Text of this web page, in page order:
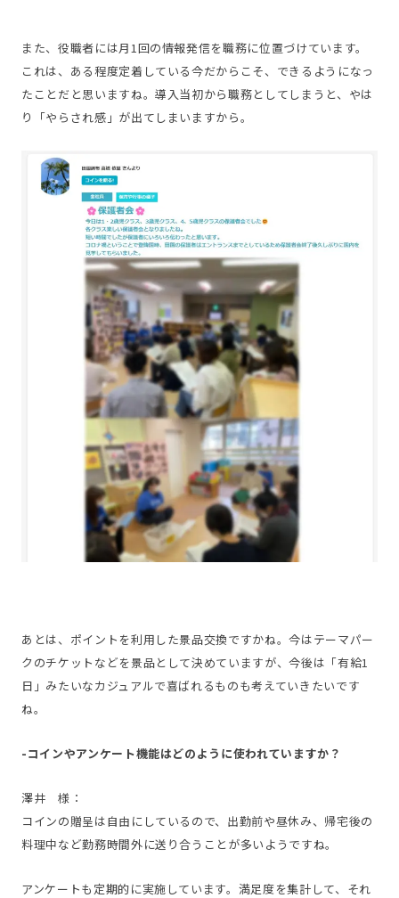
また、役職者には月1回の情報発信を職務に位置づけています。
これは、ある程度定着している今だからこそ、できるようになっ
たことだと思いますね。導入当初から職務としてしまうと、やは
り「やらされ感」が出てしまいますから。
あとは、ポイントを利用した景品交換ですかね。今はテーマパー
クのチケットなどを景品として決めていますが、今後は「有給1
日」みたいなカジュアルで喜ばれるものも考えていきたいです
ね。
-コインやアンケート機能はどのように使われていますか？
澤井 様：
コインの贈呈は自由にしているので、出勤前や昼休み、帰宅後の
料理中など勤務時間外に送り合うことが多いようですね。
アンケートも定期的に実施しています。満足度を集計して、それ